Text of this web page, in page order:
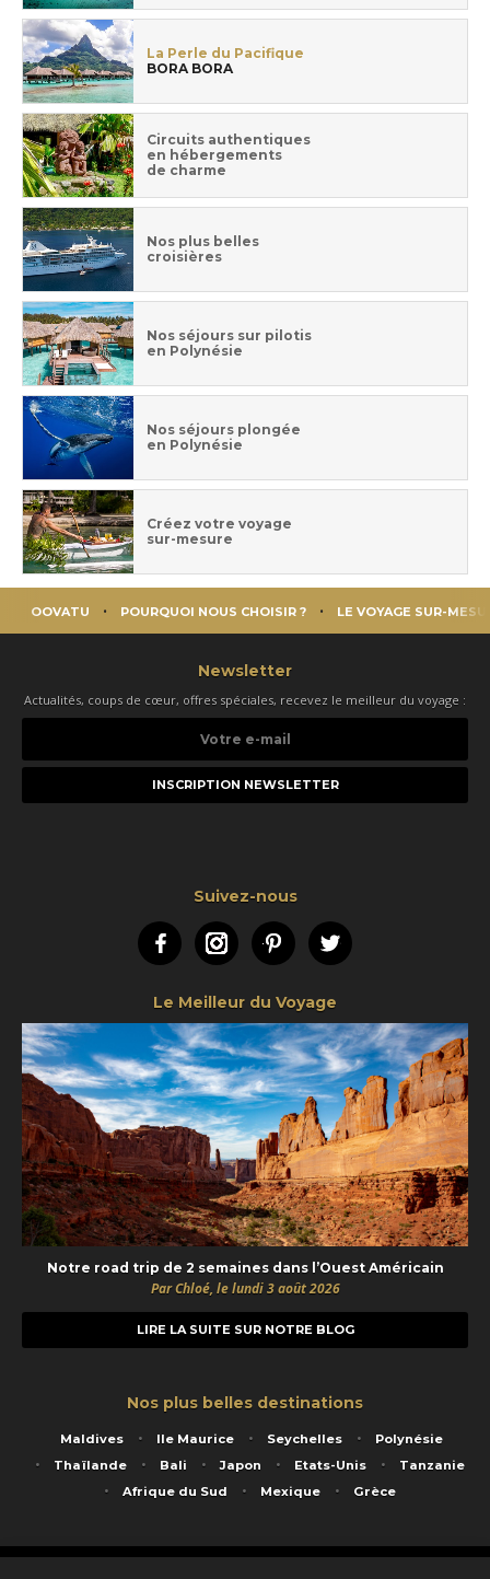
La Perle du Pacifique
BORA BORA
Circuits authentiques
en hébergements
de charme
Nos plus belles
croisières
Nos séjours sur pilotis
en Polynésie
Nos séjours plongée
en Polynésie
Créez votre voyage
sur-mesure
OOVATU POURQUOI NOUS CHOISIR ? LE VOYAGE SUR-
Newsletter
Actualités, coups de cœur, offres spéciales, recevez le meilleur du voyage :
e-
Suivez-nous
FacebookInstagramPinterestTwitter
Le Meilleur du Voyage
Notre road trip de 2 semaines dans l’Ouest Américain
Par Chloé, le lundi 3 août 2026
LIRE LA SUITE SUR NOTRE BLOG
Nos plus belles destinations
Maldives Ile Maurice Seychelles
Polynésie
Thaïlande
Bali Japon Etats-Unis
Tanzanie
Afrique du Sud
Mexique Grèce